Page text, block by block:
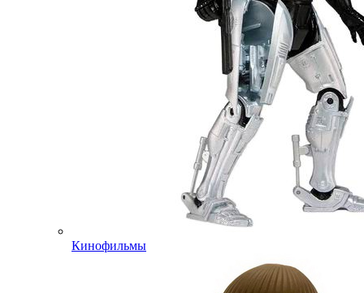
Кинофильмы